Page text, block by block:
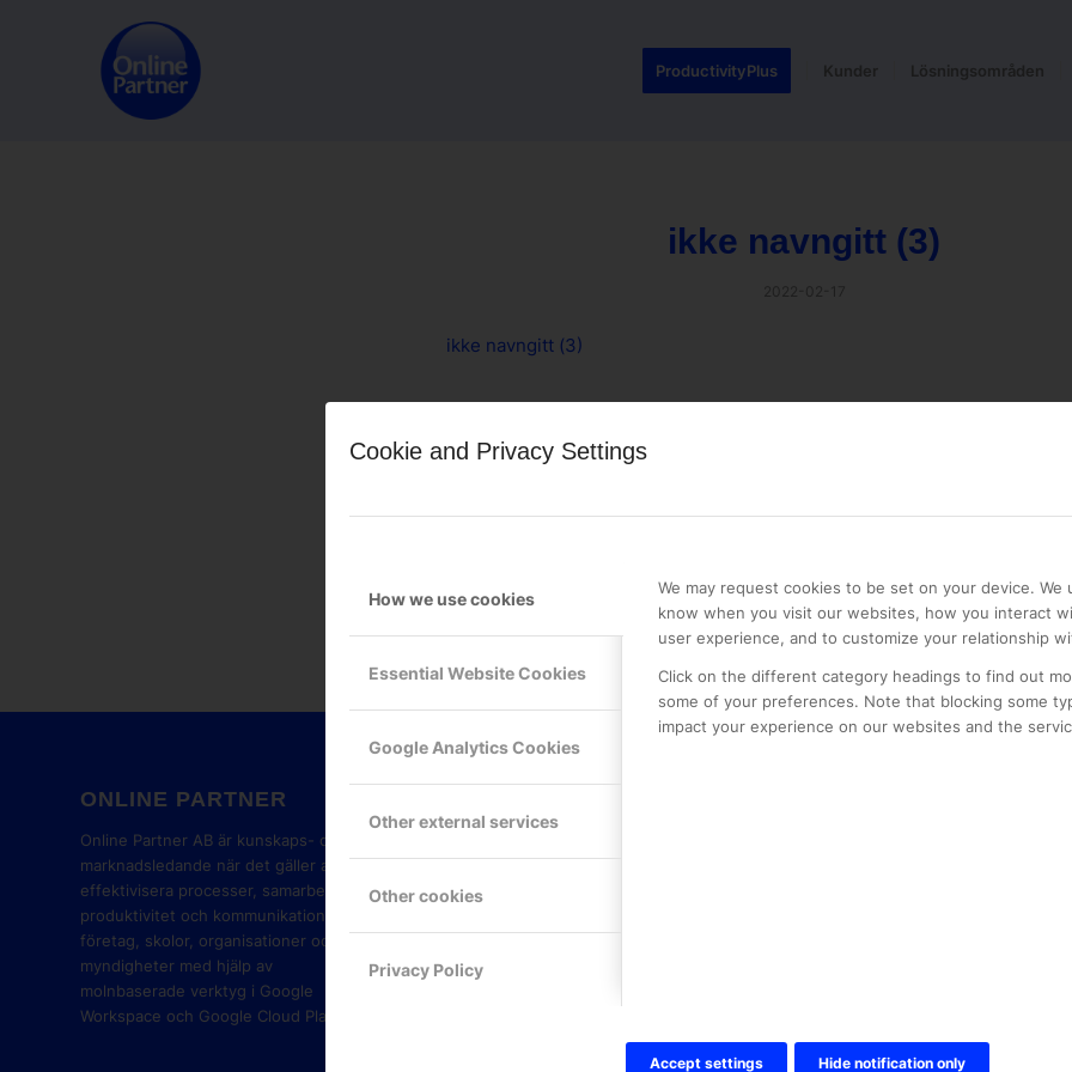
Cookie and Privacy Settings
How we use cookies
Essential Website Cookies
Google Analytics Cookies
Other external services
Other cookies
Privacy Policy
We may request cookies to be set on your device. We
know when you visit our websites, how you interact
user experience, and to customize your relationship
Click on the different category headings to find out
some of your preferences. Note that blocking some
impact your experience on our websites and the
Accept settings Hide notification only
ProductivityPlus Kunder Lösningsområden
ikke navngitt (3)
ikke navngitt (3)
ONLINE PARTNER
Online Partner AB är kunskaps- och
marknadsledande när det gäller att
effektivisera processer, samarbete,
produktivitet och kommunikation i
företag, skolor, organisationer och
myndigheter med hjälp av
molnbaserade verktyg i Google
Workspace och Google Cloud Platform.
PARTNER